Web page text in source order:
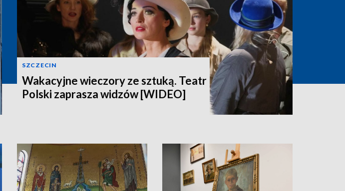
SZCZECIN
Wakacyjne wieczory ze sztuką. Teatr
Polski zaprasza widzów [WIDEO]